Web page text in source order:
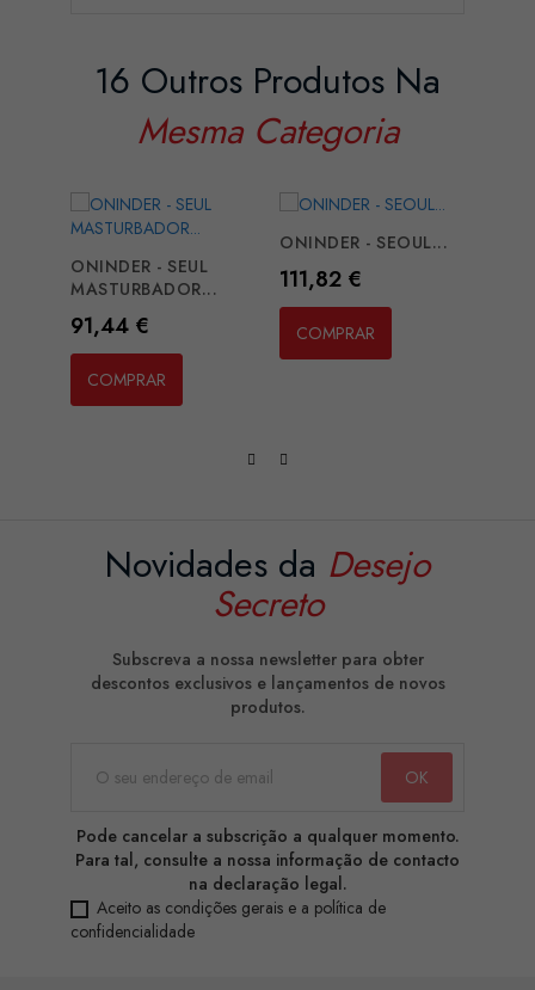
16 Outros Produtos Na
Mesma Categoria
ONINDER - SEUL
MASTURBADOR...
Preço
91,44 €
COMPRAR
ONINDER - SEOUL...
Preço
111,82 €
COMPRAR
Novidades da Desejo
Secreto
Subscreva a nossa newsletter para obter
descontos exclusivos e lançamentos de novos
produtos.
Pode cancelar a subscrição a qualquer momento.
Para tal, consulte a nossa informação de contacto
na declaração legal.
Aceito as condições gerais e a política de
confidencialidade